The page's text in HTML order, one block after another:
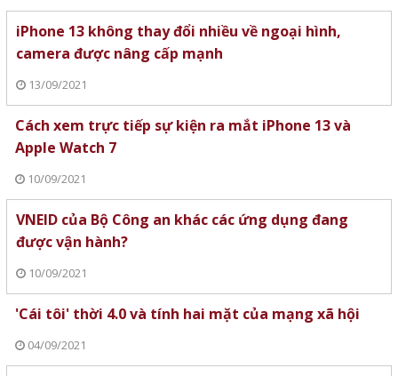
iPhone 13 không thay đổi nhiều về ngoại hình,
camera được nâng cấp mạnh
13/09/2021
Cách xem trực tiếp sự kiện ra mắt iPhone 13 và
Apple Watch 7
10/09/2021
VNEID của Bộ Công an khác các ứng dụng đang
được vận hành?
10/09/2021
'Cái tôi' thời 4.0 và tính hai mặt của mạng xã hội
04/09/2021